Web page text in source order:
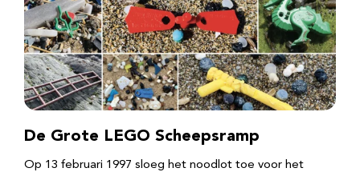
De Grote LEGO Scheepsramp
Op 13 februari 1997 sloeg het noodlot toe voor het